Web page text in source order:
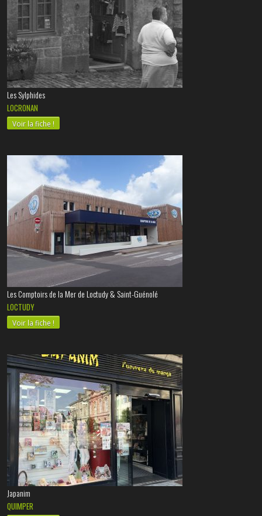
Les Sylphides
LOCRONAN
Voir la fiche !
Les Comptoirs de la Mer de Loctudy & Saint-Guénolé
LOCTUDY
Voir la fiche !
Japanim
QUIMPER